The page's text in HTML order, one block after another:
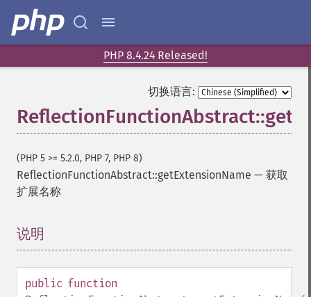
PHP 8.4.24 Released!
切换语言:
(PHP 5 >= 5.2.0, PHP 7, PHP 8)
ReflectionFunctionAbstract::getExtensionName — 获取
扩展名称
说明
public function